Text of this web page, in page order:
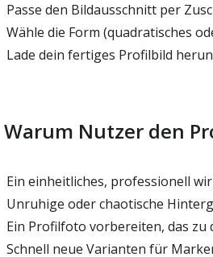
Passe den Bildausschnitt per
Wähle die Form (quadratisches
Lade dein fertiges Profilbild
Warum Nutzer den
Ein einheitliches, professionell
Unruhige oder chaotische
Ein Profilfoto vorbereiten, das
Schnell neue Varianten für